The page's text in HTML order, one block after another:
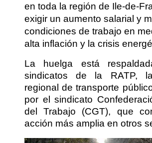
en toda la región de Ile-de-
exigir un aumento salarial y
condiciones de trabajo en
alta inflación y la crisis
La huelga está
sindicatos de la RATP,
regional de transporte
por el sindicato
del Trabajo (CGT), que
acción más amplia en otros